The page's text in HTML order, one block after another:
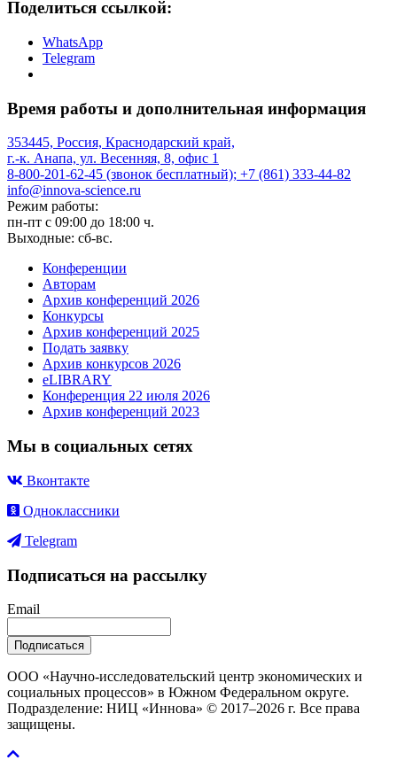
Поделиться ссылкой:
WhatsApp
Telegram
Время работы и дополнительная информация
353445, Россия, Краснодарский край,
г.-к. Анапа, ул. Весенняя, 8, офис 1
8-800-201-62-45 (звонок бесплатный); +7 (861) 333-44-82
info@innova-science.ru
Режим работы:
пн-пт с 09:00 до 18:00 ч.
Выходные: сб-вс.
Конференции
Авторам
Архив конференций 2026
Конкурсы
Архив конференций 2025
Подать заявку
Архив конкурсов 2026
eLIBRARY
Конференция 22 июля 2026
Архив конференций 2023
Мы в социальных сетях
Вконтакте
Одноклассники
Telegram
Подписаться на рассылку
Email
Подписаться
ООО «Научно-исследовательский центр экономических и
социальных процессов» в Южном Федеральном округе.
Подразделение: НИЦ «Иннова» © 2017–2026 г. Все права
защищены.